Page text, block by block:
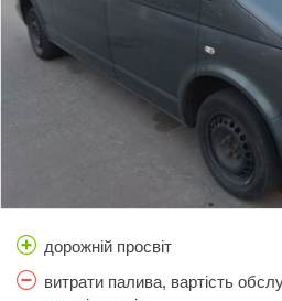
дорожній просвіт
витрати палива, вартість